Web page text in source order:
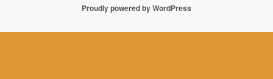
Proudly powered by WordPress